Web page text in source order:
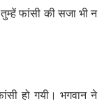
फांसी की सजा भी न
हो गयी। भगवान ने